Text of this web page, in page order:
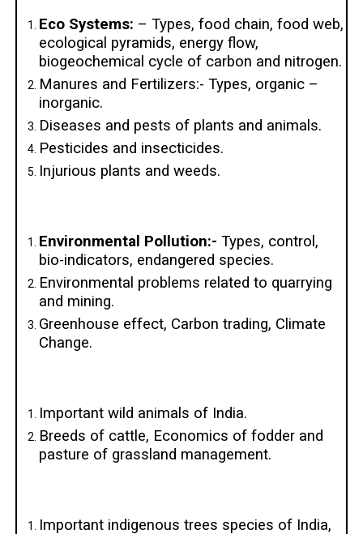
Eco Systems: – Types, food chain, food web,
ecological pyramids, energy flow,
biogeochemical cycle of carbon and nitrogen.
Manures and Fertilizers:- Types, organic –
inorganic.
Diseases and pests of plants and animals.
Pesticides and insecticides.
Injurious plants and weeds.
Environmental Pollution:- Types, control,
bio-indicators, endangered species.
Environmental problems related to quarrying
and mining.
Greenhouse effect, Carbon trading, Climate
Change.
Important wild animals of India.
Breeds of cattle, Economics of fodder and
pasture of grassland management.
Important indigenous trees species of India,